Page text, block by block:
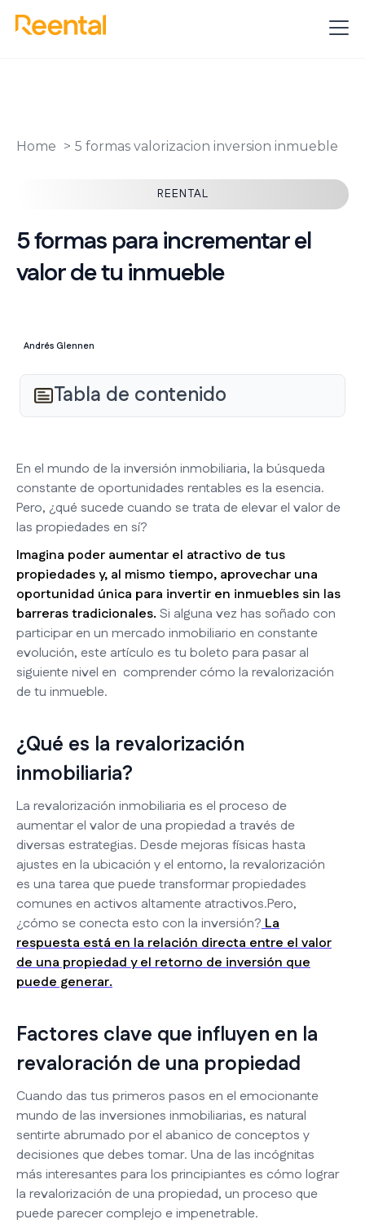
Home 5 formas valorizacion inversion inmueble
REENTAL
5 formas para incrementar el
valor de tu inmueble
Andrés Glennen
Tabla de contenido
En el mundo de la inversión inmobiliaria, la búsqueda
constante de oportunidades rentables es la esencia.
Pero, ¿qué sucede cuando se trata de elevar el valor de
las propiedades en sí?
Imagina poder aumentar el atractivo de tus
propiedades y, al mismo tiempo, aprovechar una
oportunidad única para invertir en inmuebles sin las
barreras tradicionales. Si alguna vez has soñado con
participar en un mercado inmobiliario en constante
evolución, este artículo es tu boleto para pasar al
siguiente nivel en comprender cómo la revalorización
de tu inmueble.
¿Qué es la revalorización
inmobiliaria?
La revalorización inmobiliaria es el proceso de
aumentar el valor de una propiedad a través de
diversas estrategias. Desde mejoras físicas hasta
ajustes en la ubicación y el entorno, la revalorización
es una tarea que puede transformar propiedades
comunes en activos altamente atractivos.Pero,
¿cómo se conecta esto con la inversión?La
respuesta está en la relación directa entre el valor
de una propiedad y el retorno de inversión que
puede generar.
Factores clave que influyen en la
revaloración de una propiedad
Cuando das tus primeros pasos en el emocionante
mundo de las inversiones inmobiliarias, es natural
sentirte abrumado por el abanico de conceptos y
decisiones que debes tomar. Una de las incógnitas
más interesantes para los principiantes es cómo lograr
la revalorización de una propiedad, un proceso que
puede parecer complejo e impenetrable.